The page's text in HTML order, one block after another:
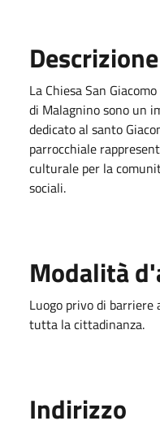
Descrizione
La Chiesa San
di Malagnino sono un
dedicato al santo
parrocchiale
culturale per la
sociali.
Modalità
Luogo privo di
tutta la cittadinanza.
Indirizzo